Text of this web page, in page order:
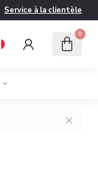
Service à la clientèle
0